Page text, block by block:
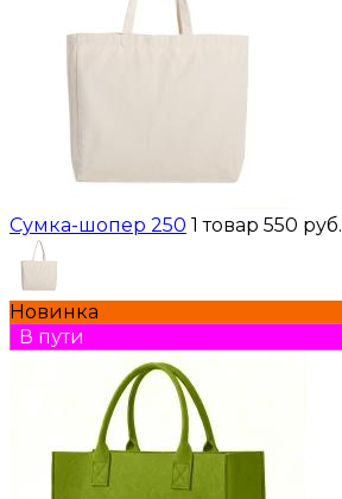
Сумка-шопер 250 1 товар 550 руб.
Новинка
В пути